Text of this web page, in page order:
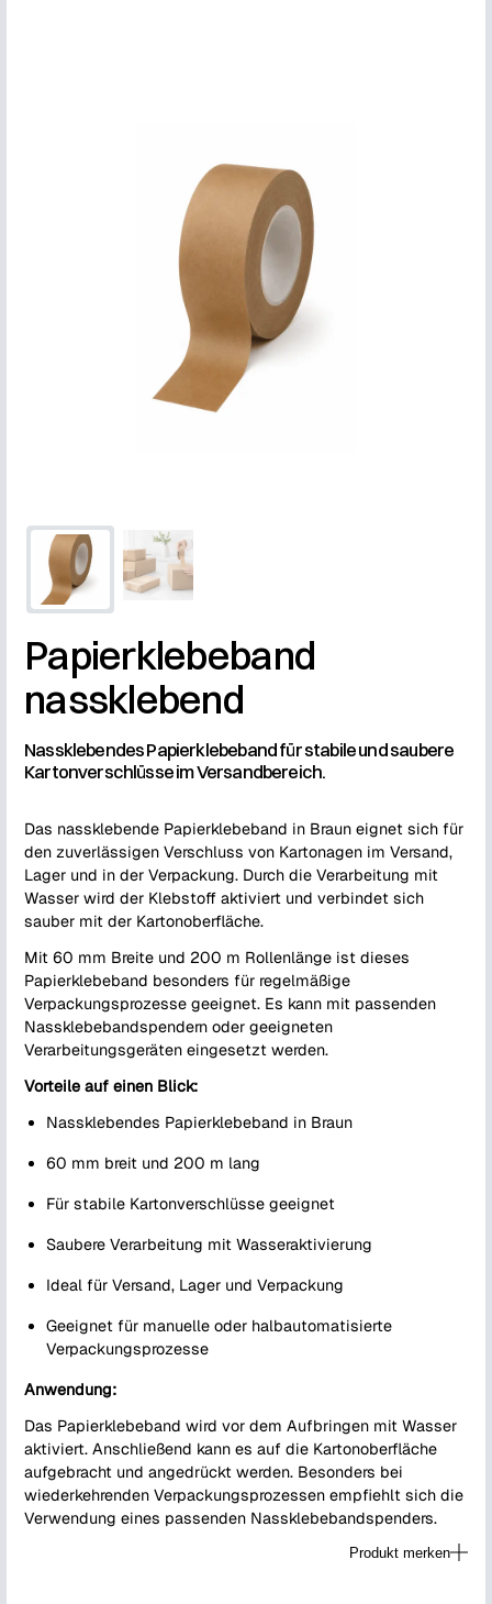
Papierklebeband
nassklebend
Nassklebendes Papierklebeband für stabile und saubere
Kartonverschlüsse im Versandbereich.
Das nassklebende Papierklebeband in Braun eignet sich für
den zuverlässigen Verschluss von Kartonagen im Versand,
Lager und in der Verpackung. Durch die Verarbeitung mit
Wasser wird der Klebstoff aktiviert und verbindet sich
sauber mit der Kartonoberfläche.
Mit 60 mm Breite und 200 m Rollenlänge ist dieses
Papierklebeband besonders für regelmäßige
Verpackungsprozesse geeignet. Es kann mit passenden
Nassklebebandspendern oder geeigneten
Verarbeitungsgeräten eingesetzt werden.
Vorteile auf einen Blick:
Nassklebendes Papierklebeband in Braun
60 mm breit und 200 m lang
Für stabile Kartonverschlüsse geeignet
Saubere Verarbeitung mit Wasseraktivierung
Ideal für Versand, Lager und Verpackung
Geeignet für manuelle oder halbautomatisierte
Verpackungsprozesse
Anwendung:
Das Papierklebeband wird vor dem Aufbringen mit Wasser
aktiviert. Anschließend kann es auf die Kartonoberfläche
aufgebracht und angedrückt werden. Besonders bei
wiederkehrenden Verpackungsprozessen empfiehlt sich die
Verwendung eines passenden Nassklebebandspenders.
Produkt merken